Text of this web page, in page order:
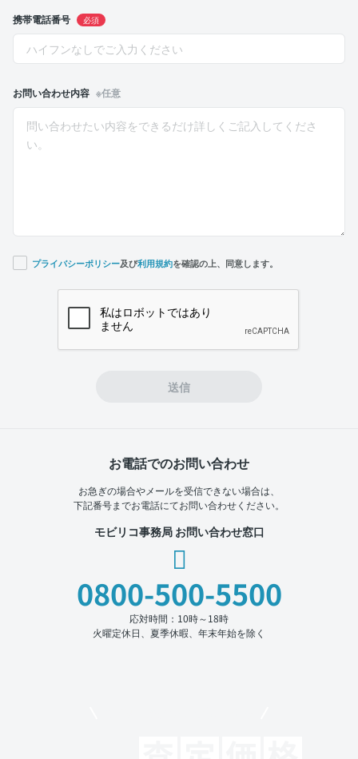
携帯電話番号 必須
お問い合わせ内容 ※任意
プライバシーポリシー及び利用規約を確認の上、同意します。
送信
お電話でのお問い合わせ
お急ぎの場合やメールを受信できない場合は、
下記番号までお電話にてお問い合わせください。
モビリコ事務局 お問い合わせ窓口
0800-500-5500
応対時間：10時～18時
火曜定休日、夏季休暇、年末年始を除く